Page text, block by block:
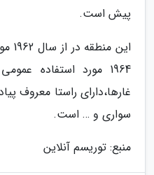
پیش است.
1964 مورد استفاده
غارها،دارای راستا معروف
سواری و … است.
منبع: توریسم آنلاین